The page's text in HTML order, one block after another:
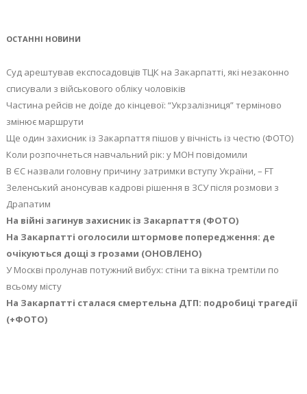
ОСТАННІ НОВИНИ
Суд арештував експосадовців ТЦК на Закарпатті, які незаконно
списували з військового обліку чоловіків
Частина рейсів не доїде до кінцевої: “Укрзалізниця” терміново
змінює маршрути
Ще один захисник із Закарпаття пішов у вічність із честю (ФОТО)
Коли розпочнеться навчальний рік: у МОН повідомили
В ЄС назвали головну причину затримки вступу України, – FT
Зеленський анонсував кадрові рішення в ЗСУ після розмови з
Драпатим
На війні загинув захисник із Закарпаття (ФОТО)
На Закарпатті оголосили штормове попередження: де
очікуються дощі з грозами (ОНОВЛЕНО)
У Москві пролунав потужний вибух: стіни та вікна тремтіли по
всьому місту
На Закарпатті сталася смертельна ДТП: подробиці трагедії
(+ФОТО)